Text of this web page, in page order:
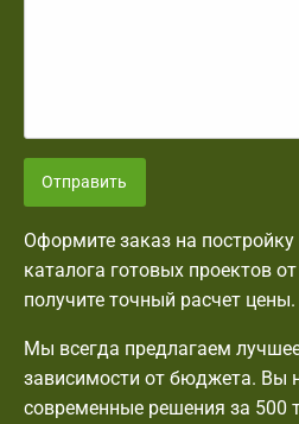
Отправить
Оформите заказ на
каталога готовых проектов
получите точный расчет цены.
Мы всегда предлагаем
зависимости от бюджета. Вы
современные решения за 500